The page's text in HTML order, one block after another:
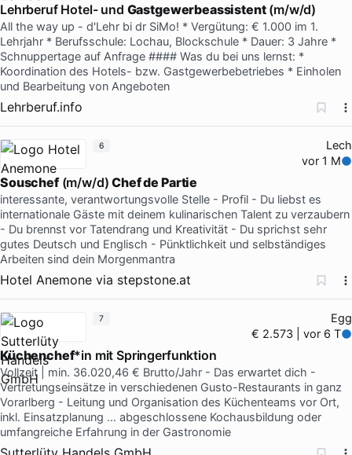
Lehrberuf Hotel- und Gastgewerbeassistent(m/w/d)
All the way up - d'Lehr bi dr SiMo! * Vergütung: € 1.000 im 1.
Lehrjahr * Berufsschule: Lochau, Blockschule * Dauer: 3 Jahre *
Schnuppertage auf Anfrage #### Was du bei uns lernst: *
Koordination des Hotels- bzw. Gastgewerbebetriebes * Einholen
und Bearbeitung von Angeboten
Lehrberuf.info
Lech
vor 1 M
Souschef(m/w/d)Chef de Partie
interessante, verantwortungsvolle Stelle - Profil - Du liebst es
internationale Gäste mit deinem kulinarischen Talent zu verzaubern
- Du brennst vor Tatendrang und Kreativität - Du sprichst sehr
gutes Deutsch und Englisch - Pünktlichkeit und selbständiges
Arbeiten sind dein Morgenmantra
Hotel Anemone via stepstone.at
6
Egg
€ 2.573 | vor 6 T
Küchenchef*in mit Springerfunktion
Vollzeit | min. 36.020,46 € Brutto/Jahr - Das erwartet dich -
Vertretungseinsätze in verschiedenen Gusto-Restaurants in ganz
Vorarlberg - Leitung und Organisation des Küchenteams vor Ort,
inkl. Einsatzplanung … abgeschlossene Kochausbildung oder
umfangreiche Erfahrung in der Gastronomie
7